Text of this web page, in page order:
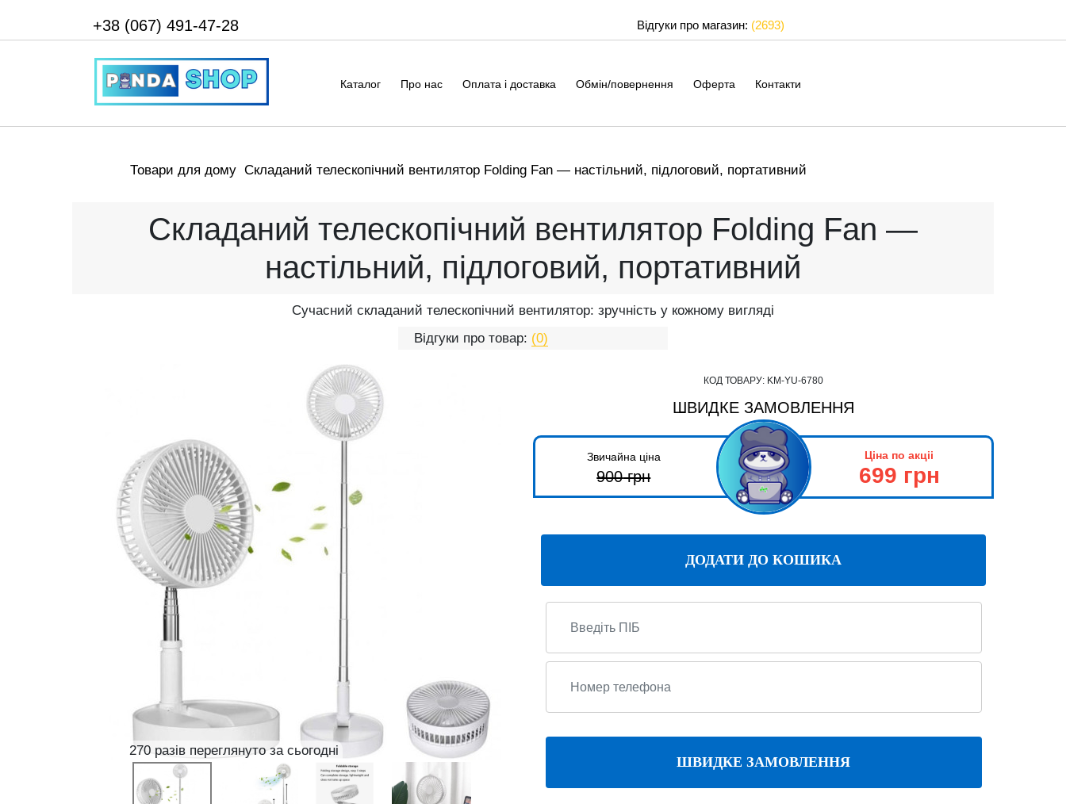
+38 (067) 491-47-28 Відгуки про магазин: (2693)
Каталог Про нас Оплата і доставка Обмін/повернення Оферта Контакти
Товари для дому Складаний телескопічний вентилятор Folding Fan — настільний, підлоговий, портативний
Складаний телескопічний вентилятор Folding Fan —
настільний, підлоговий, портативний
Сучасний складаний телескопічний вентилятор: зручність у кожному вигляді
Відгуки про товар: (0)
270 разів переглянуто за сьогодні
КОД ТОВАРУ: KM-YU-6780
ШВИДКЕ ЗАМОВЛЕННЯ
Звичайна ціна
900грн
Ціна по акціі
699 грн
ДОДАТИ ДО КОШИКА
ШВИДКЕ ЗАМОВЛЕННЯ